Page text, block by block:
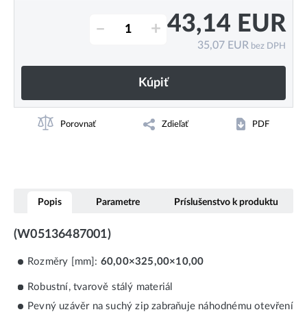
– + 43,14 EUR
35,07 EUR bez DPH
Kúpiť
Porovnať Zdieľať PDF
Popis Parametre Príslušenstvo k produktu
(W05136487001)
Rozměry [mm]: 60,00×325,00×10,00
Robustní, tvarově stálý materiál
Pevný uzávěr na suchý zip zabraňuje náhodnému otevření